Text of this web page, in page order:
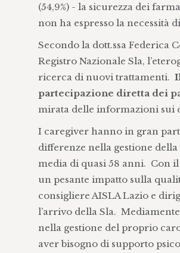
(54,9%) - la sicurezza dei
non ha espresso la necessità
Secondo la dott.ssa Federica
Registro Nazionale Sla,
ricerca di nuovi trattamenti.
partecipazione diretta dei
mirata delle informazioni sui
I caregiver hanno in gran
differenze nella gestione
media di quasi 58 anni. Con
un pesante impatto sulla
consigliere AISLA Lazio e
l’arrivo della Sla.
nella gestione del proprio
aver bisogno di supporto